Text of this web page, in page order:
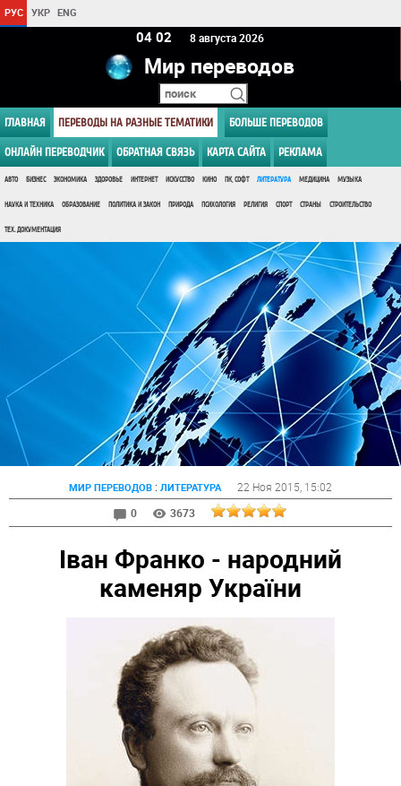
РУС УКР ENG
04:02 8 августа 2026
Мир переводов
ГЛАВНАЯ ПЕРЕВОДЫ НА РАЗНЫЕ ТЕМАТИКИ БОЛЬШЕ ПЕРЕВОДОВ
ОНЛАЙН ПЕРЕВОДЧИК ОБРАТНАЯ СВЯЗЬ КАРТА САЙТА РЕКЛАМА
АВТО БИЗНЕС ЭКОНОМИКА ЗДОРОВЬЕ ИНТЕРНЕТ ИСКУССТВО КИНО ПК, СОФТ ЛИТЕРАТУРА МЕДИЦИНА МУЗЫКА
НАУКА И ТЕХНИКА ОБРАЗОВАНИЕ ПОЛИТИКА И ЗАКОН ПРИРОДА ПСИХОЛОГИЯ РЕЛИГИЯ СПОРТ СТРАНЫ СТРОИТЕЛЬСТВО
ТЕХ. ДОКУМЕНТАЦИЯ
МИР ПЕРЕВОДОВ : ЛИТЕРАТУРА 22 Ноя 2015 , 15:02
0
3673
Іван Франко - народний
каменяр України